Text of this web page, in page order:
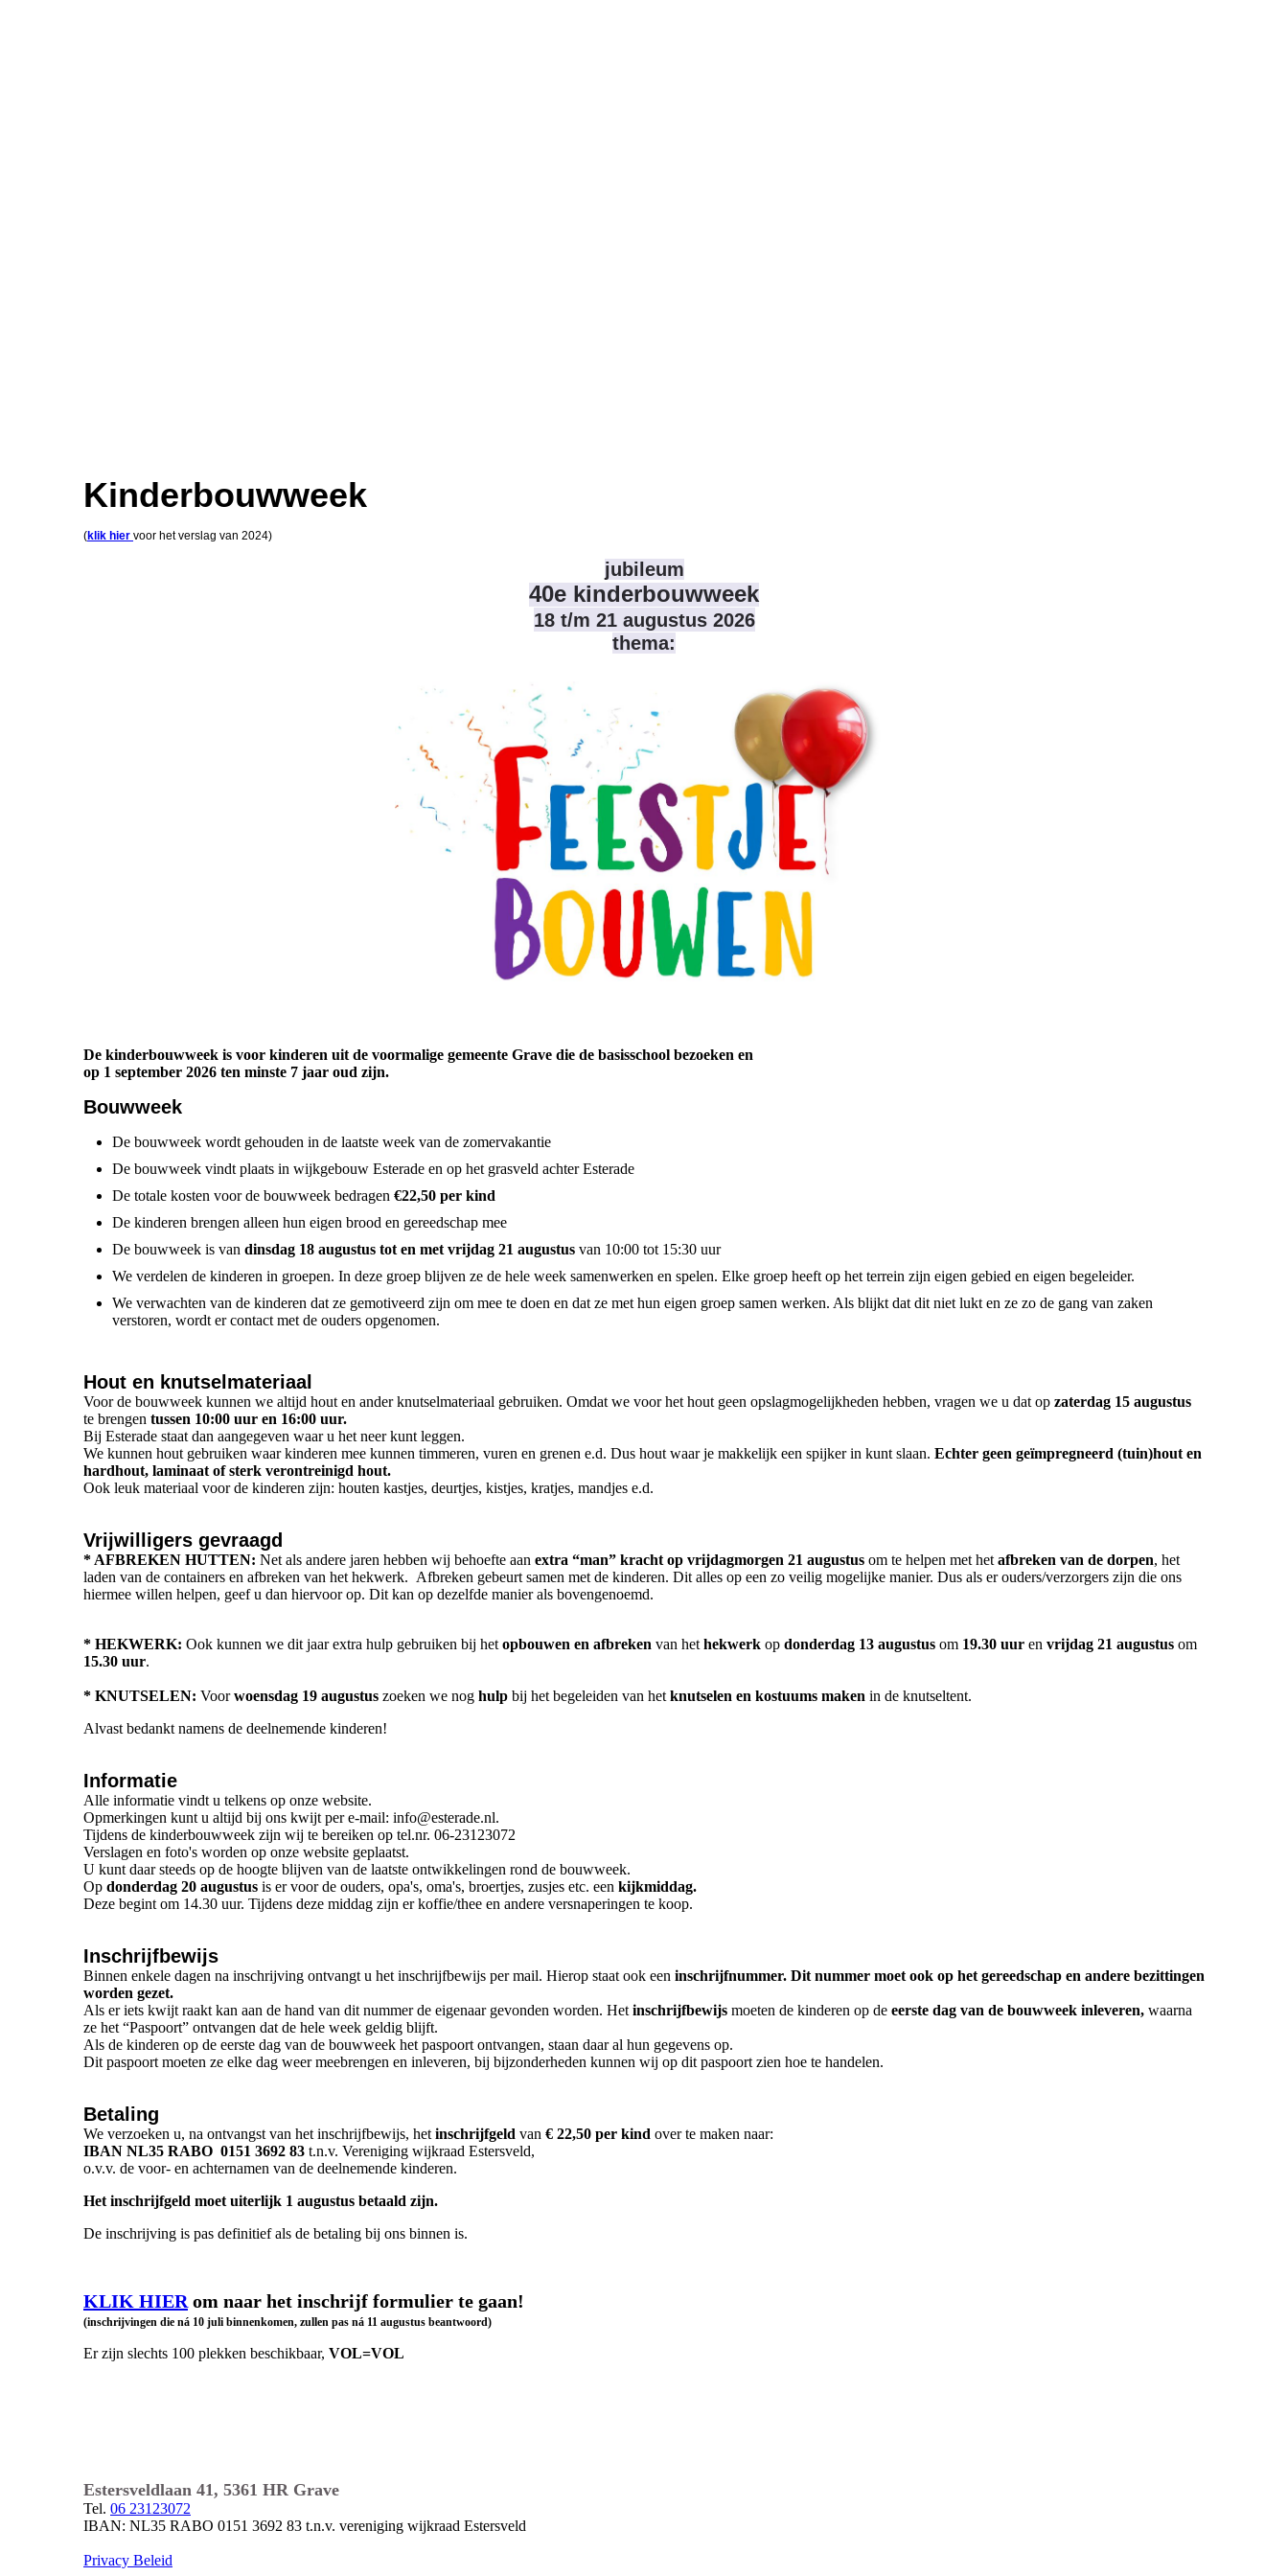
Kinderbouwweek
(klik hier voor het verslag van 2024)
jubileum
40e kinderbouwweek
18 t/m 21 augustus 2026
thema:
De kinderbouwweek is voor kinderen uit de voormalige gemeente Grave die de basisschool bezoeken en
op 1 september 2026 ten minste 7 jaar oud zijn.
Bouwweek
De bouwweek wordt gehouden in de laatste week van de zomervakantie
De bouwweek vindt plaats in wijkgebouw Esterade en op het grasveld achter Esterade
De totale kosten voor de bouwweek bedragen €22,50 per kind
De kinderen brengen alleen hun eigen brood en gereedschap mee
De bouwweek is van dinsdag 18 augustus tot en met vrijdag 21 augustus van 10:00 tot 15:30 uur
We verdelen de kinderen in groepen. In deze groep blijven ze de hele week samenwerken en spelen. Elke groep heeft op het terrein zijn eigen gebied en eigen begeleider.
We verwachten van de kinderen dat ze gemotiveerd zijn om mee te doen en dat ze met hun eigen groep samen werken. Als blijkt dat dit niet lukt en ze zo de gang van zaken
verstoren, wordt er contact met de ouders opgenomen.
Hout en knutselmateriaal
Voor de bouwweek kunnen we altijd hout en ander knutselmateriaal gebruiken. Omdat we voor het hout geen opslagmogelijkheden hebben, vragen we u dat op zaterdag 15 augustus
te brengen tussen 10:00 uur en 16:00 uur.
Bij Esterade staat dan aangegeven waar u het neer kunt leggen.
We kunnen hout gebruiken waar kinderen mee kunnen timmeren, vuren en grenen e.d. Dus hout waar je makkelijk een spijker in kunt slaan. Echter geen geïmpregneerd (tuin)hout en
hardhout, laminaat of sterk verontreinigd hout.
Ook leuk materiaal voor de kinderen zijn: houten kastjes, deurtjes, kistjes, kratjes, mandjes e.d.
Vrijwilligers gevraagd
* AFBREKEN HUTTEN: Net als andere jaren hebben wij behoefte aan extra “man” kracht op vrijdagmorgen 21 augustus om te helpen met hetafbreken van de dorpen, het
laden van de containers en afbreken van het hekwerk. Afbreken gebeurt samen met de kinderen. Dit alles op een zo veilig mogelijke manier. Dus als er ouders/verzorgers zijn die ons
hiermee willen helpen, geef u dan hiervoor op. Dit kan op dezelfde manier als bovengenoemd.
* HEKWERK: Ook kunnen we dit jaar extra hulp gebruiken bij hetopbouwen en afbreken van hethekwerk op donderdag 13 augustus om 19.30 uur en vrijdag 21 augustus om
15.30 uur.
* KNUTSELEN: Voorwoensdag 19 augustus zoeken we nog hulp bij het begeleiden van hetknutselen en kostuums maken in de knutseltent.
Alvast bedankt namens de deelnemende kinderen!
Informatie
Alle informatie vindt u telkens op onze website.
Opmerkingen kunt u altijd bij ons kwijt per e-mail: info@esterade.nl.
Tijdens de kinderbouwweek zijn wij te bereiken op tel.nr. 06-23123072
Verslagen en foto's worden op onze website geplaatst.
U kunt daar steeds op de hoogte blijven van de laatste ontwikkelingen rond de bouwweek.
Op donderdag 20 augustus is er voor de ouders, opa's, oma's, broertjes, zusjes etc. een kijkmiddag.
Deze begint om 14.30 uur. Tijdens deze middag zijn er koffie/thee en andere versnaperingen te koop.
Inschrijfbewijs
Binnen enkele dagen na inschrijving ontvangt u het inschrijfbewijs per mail. Hierop staat ook een inschrijfnummer. Dit nummer moet ook op het gereedschap en andere bezittingen
worden gezet.
Als er iets kwijt raakt kan aan de hand van dit nummer de eigenaar gevonden worden. Hetinschrijfbewijs moeten de kinderen op de eerste dag van de bouwweek inleveren, waarna
ze het “Paspoort” ontvangen dat de hele week geldig blijft.
Als de kinderen op de eerste dag van de bouwweek het paspoort ontvangen, staan daar al hun gegevens op.
Dit paspoort moeten ze elke dag weer meebrengen en inleveren, bij bijzonderheden kunnen wij op dit paspoort zien hoe te handelen.
Betaling
We verzoeken u, na ontvangst van het inschrijfbewijs, hetinschrijfgeld van € 22,50 per kind over te maken naar:
IBAN NL35 RABO 0151 3692 83 t.n.v. Vereniging wijkraad Estersveld,
o.v.v. de voor- en achternamen van de deelnemende kinderen.
Het inschrijfgeld moet uiterlijk 1 augustus betaald zijn.
De inschrijving is pas definitief als de betaling bij ons binnen is.
KLIK HIERom naar het inschrijf formulier te gaan!
(inschrijvingen die ná 10 juli binnenkomen, zullen pas ná 11 augustus beantwoord)
Er zijn slechts 100 plekken beschikbaar, VOL=VOL
Estersveldlaan 41, 5361 HR Grave
Tel. 06 23123072
IBAN: NL35 RABO 0151 3692 83 t.n.v. vereniging wijkraad Estersveld
Privacy Beleid